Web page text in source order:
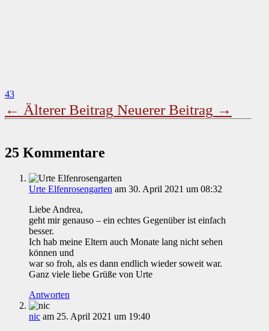
43
← Älterer Beitrag Neuerer Beitrag →
25 Kommentare
Urte Elfenrosengarten am 30. April 2021 um 08:32
Liebe Andrea,
geht mir genauso – ein echtes Gegenüber ist einfach
besser.
Ich hab meine Eltern auch Monate lang nicht sehen
können und
war so froh, als es dann endlich wieder soweit war.
Ganz viele liebe Grüße von Urte
Antworten
nic am 25. April 2021 um 19:40